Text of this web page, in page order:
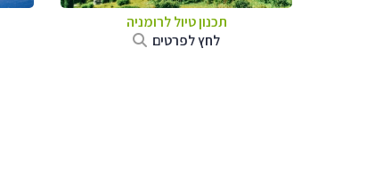
תכנון טיול לרומניה
לחץ לפרטים